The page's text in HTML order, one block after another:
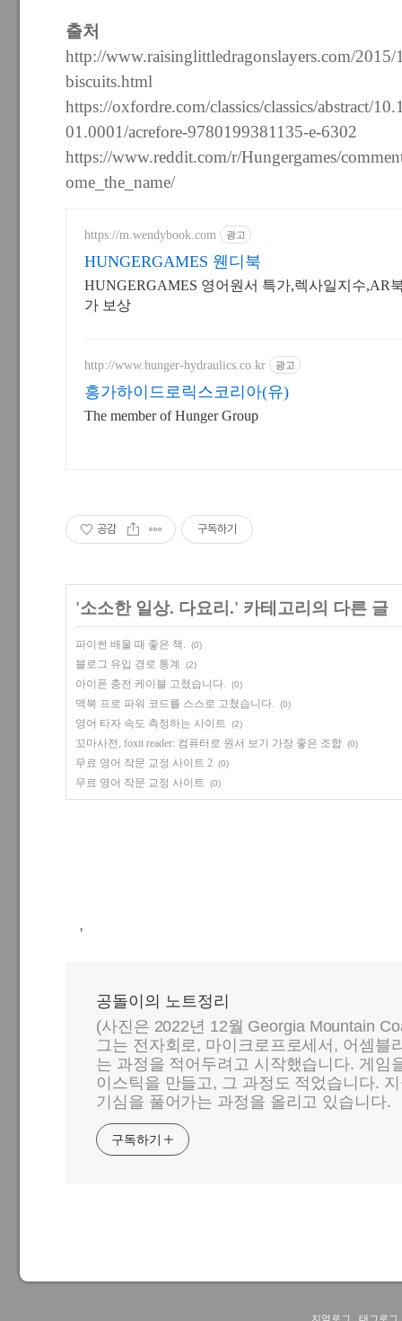
출처
http://www.raisinglittledragonslayers.com/2015/
biscuits.html
https://oxfordre.com/classics/classics/abstract/
01.0001/acrefore-9780199381135-e-6302
https://www.reddit.com/r/Hungergames/
ome_the_name/
https://m.wendybook.com 광고
HUNGERGAMES 웬디북
HUNGERGAMES 영어원서 특가,렉사일지수,AR
가 보상
http://www.hunger-hydraulics.co.kr 광고
흥가하이드로릭스코리아(유)
The member of Hunger Group
공감 구독하기
'소소한 일상. 다요리.' 카테고리의 다른 글
파이썬 배울 때 좋은 책. (0)
블로그 유입 경로 통계 (2)
아이폰 충전 케이블 고쳤습니다. (0)
맥북 프로 파워 코드를 스스로 고쳤습니다. (0)
영어 타자 속도 측정하는 사이트 (2)
꼬마사전, foxit reader: 컴퓨터로 원서 보기 가장 좋은 조합 (0)
무료 영어 작문 교정 사이트 2 (0)
무료 영어 작문 교정 사이트 (0)
,
공돌이의 노트정리
(사진은 2022년 12월 Georgia Mountain
그는 전자회로, 마이크로프로세서, 어셈블
는 과정을 적어두려고 시작했습니다. 게임
이스틱을 만들고, 그 과정도 적었습니다.
기심을 풀어가는 과정을 올리고 있습니다.
구독하기
지역로그 : 태그로그